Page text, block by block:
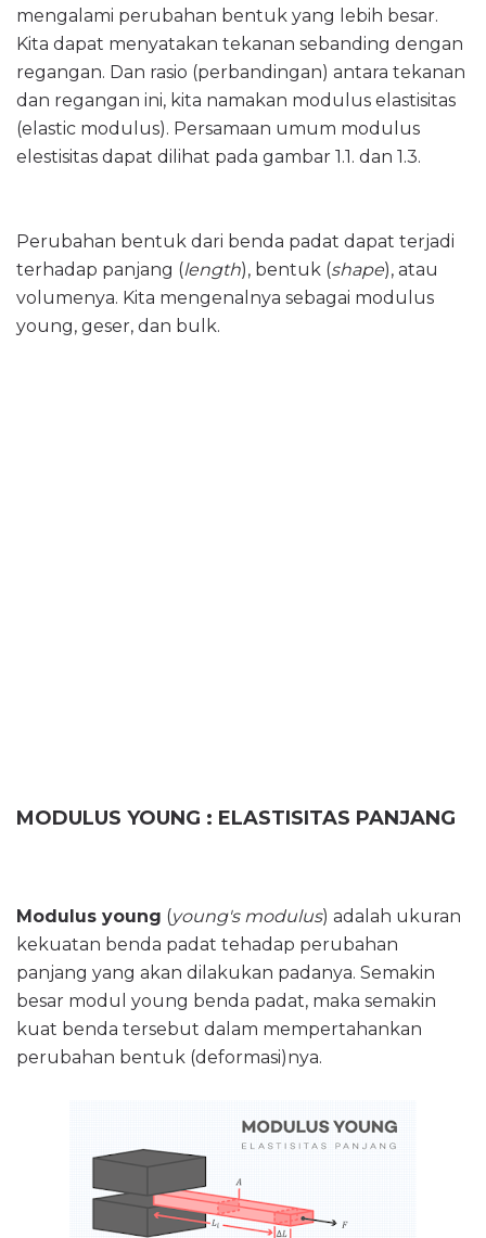
mengalami perubahan bentuk yang lebih besar.
Kita dapat menyatakan tekanan sebanding dengan
regangan. Dan rasio (perbandingan) antara tekanan
dan regangan ini, kita namakan modulus elastisitas
(elastic modulus). Persamaan umum modulus
elestisitas dapat dilihat pada gambar 1.1. dan 1.3.
Perubahan bentuk dari benda padat dapat terjadi
terhadap panjang (length), bentuk (shape), atau
volumenya. Kita mengenalnya sebagai modulus
young, geser, dan bulk.
MODULUS YOUNG : ELASTISITAS PANJANG
Modulus young (young's modulus) adalah ukuran
kekuatan benda padat tehadap perubahan
panjang yang akan dilakukan padanya. Semakin
besar modul young benda padat, maka semakin
kuat benda tersebut dalam mempertahankan
perubahan bentuk (deformasi)nya.